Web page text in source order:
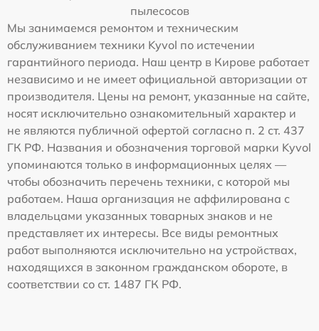
пылесосов
Мы занимаемся ремонтом и техническим
обслуживанием техники Kyvol по истечении
гарантийного периода. Наш центр в Кирове работает
независимо и не имеет официальной авторизации от
производителя. Цены на ремонт, указанные на сайте,
носят исключительно ознакомительный характер и
не являются публичной офертой согласно п. 2 ст. 437
ГК РФ. Названия и обозначения торговой марки Kyvol
упоминаются только в информационных целях —
чтобы обозначить перечень техники, с которой мы
работаем. Наша организация не аффилирована с
владельцами указанных товарных знаков и не
представляет их интересы. Все виды ремонтных
работ выполняются исключительно на устройствах,
находящихся в законном гражданском обороте, в
соответствии со ст. 1487 ГК РФ.